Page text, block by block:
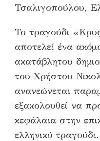
Τσαλιγοπούλου,
Το τραγούδι
αποτελεί ένα
ακατάβλητου
του Χρήστου
ανανεώνεται
εξακολουθεί να
κεφάλαια στην
ελληνικό τραγούδι.